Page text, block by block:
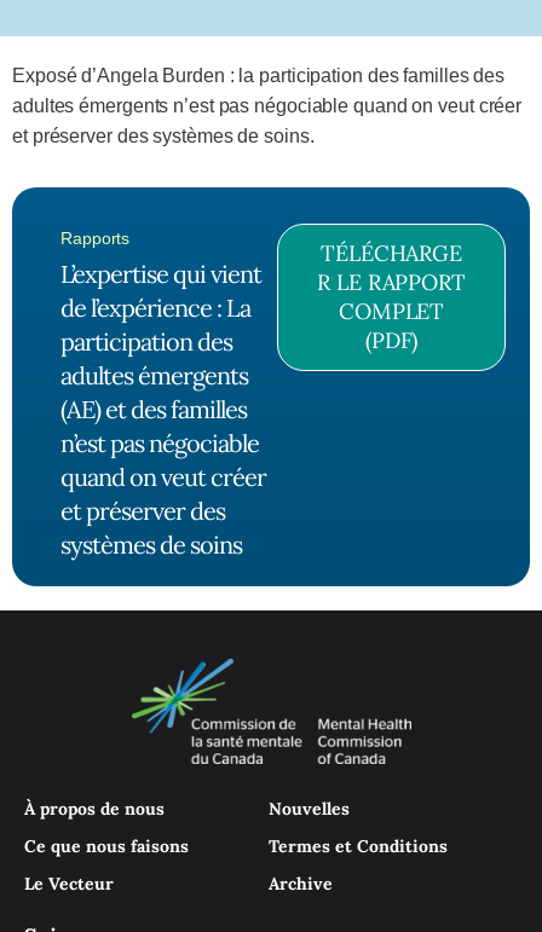
Exposé d’Angela Burden : la participation des familles des
adultes émergents n’est pas négociable quand on veut créer
et préserver des systèmes de soins.
Rapports
L’expertise qui vient
de l’expérience : La
participation des
adultes émergents
(AE) et des familles
n’est pas négociable
quand on veut créer
et préserver des
systèmes de soins
TÉLÉCHARGE
R LE RAPPORT
COMPLET
(PDF)
À propos de nous
Ce que nous faisons
Le Vecteur
Nouvelles
Termes et Conditions
Archive